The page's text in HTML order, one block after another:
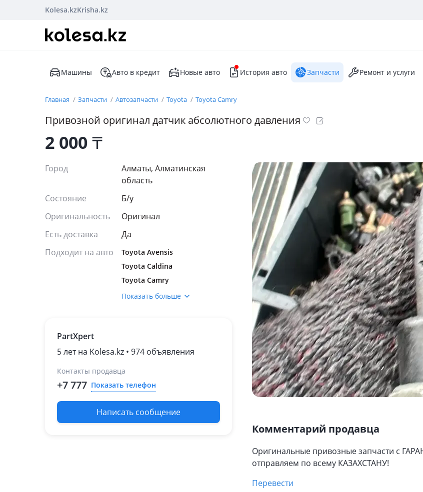
Kolesa.kzKrisha.kz
Машины Авто в кредит Новые авто История авто Запчасти Ремонт и услуги
Главная Запчасти Автозапчасти Toyota Toyota Camry
Привозной оригинал датчик абсолютного давления
2 000₸
Город
Алматы, Алматинская
область
Состояние
Б/y
Оригинальность
Оригинал
Есть доставка
Да
Подходит на авто
Toyota Avensis
Toyota Caldina
Toyota Camry
Toyota Corolla
Toyota Windom
Показать больше
PartXpert
5 лет на Kolesa.kz • 974 объявления
Контакты продавца
+7 777 Показать телефон
Написать сообщение
Комментарий продавца
Оригинальные привозные запчасти с
отправляем по всему КАЗАХСТАНУ!
Перевести